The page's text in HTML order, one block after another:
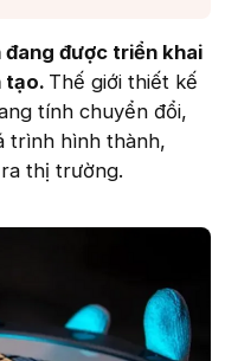
được triển khai
tạo. Thế giới thiết kế
tính chuyển đổi,
trình hình thành,
thị trường.